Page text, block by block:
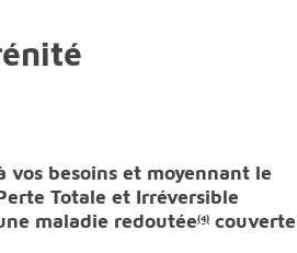
besoins et moyennant le
Totale et Irréversible
maladie redoutée(4) couverte